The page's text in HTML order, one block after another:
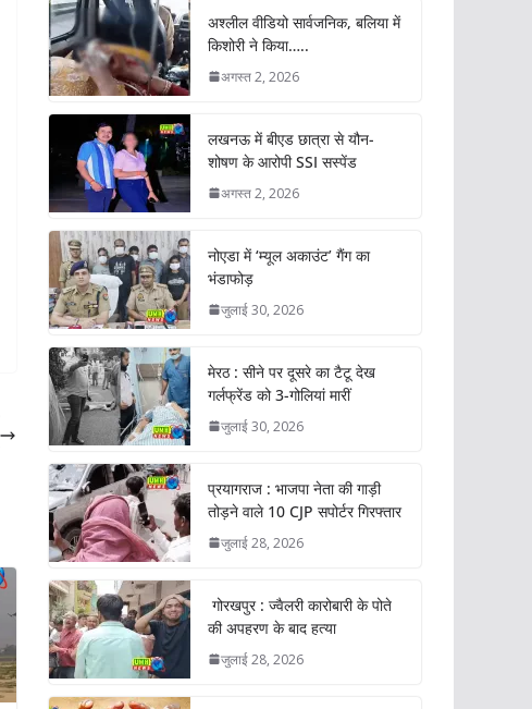
अश्लील वीडियो सार्वजनिक, बलिया में
किशोरी ने किया…..
अगस्त 2, 2026
लखनऊ में बीएड छात्रा से यौन-
शोषण के आरोपी SSI सस्पेंड
अगस्त 2, 2026
नोएडा में ‘म्यूल अकाउंट’ गैंग का
भंडाफोड़
जुलाई 30, 2026
मेरठ : सीने पर दूसरे का टैटू देख
गर्लफ्रेंड को 3-गोलियां मारीं
जुलाई 30, 2026
प्रयागराज : भाजपा नेता की गाड़ी
तोड़ने वाले 10 CJP सपोर्टर गिरफ्तार
जुलाई 28, 2026
गोरखपुर : ज्वैलरी कारोबारी के पोते
की अपहरण के बाद हत्या
जुलाई 28, 2026